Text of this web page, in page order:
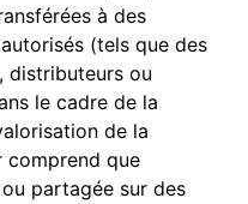
à des
(tels que des
distributeurs ou
le cadre de la
de la
comprend que
partagée sur des